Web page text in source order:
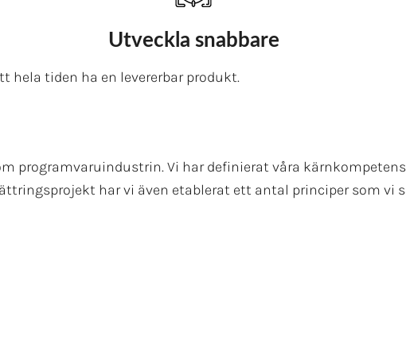
Utveckla snabbare
hela tiden ha en levererbar produkt.
programvaruindustrin. Vi har definierat våra
har vi även etablerat ett antal principer som vi